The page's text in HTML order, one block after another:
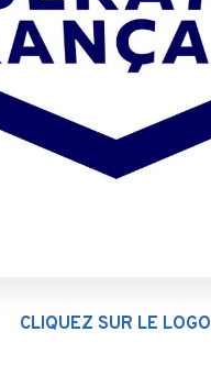
CLIQUEZ SUR LE LOGO